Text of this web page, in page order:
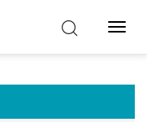
탐